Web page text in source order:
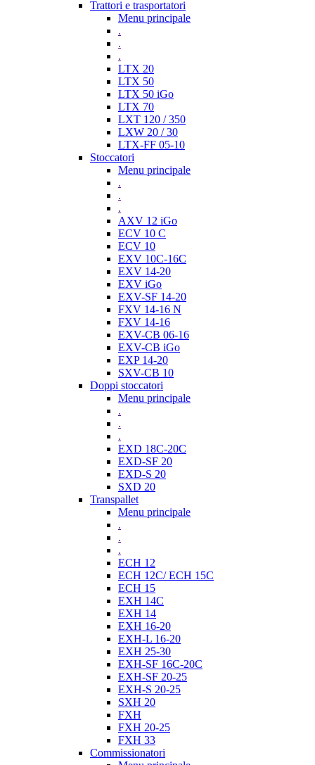
Trattori e trasportatori
Menu principale
.
.
.
LTX 20
LTX 50
LTX 50 iGo
LTX 70
LXT 120 / 350
LXW 20 / 30
LTX-FF 05-10
Stoccatori
Menu principale
.
.
.
AXV 12 iGo
ECV 10 C
ECV 10
EXV 10C-16C
EXV 14-20
EXV iGo
EXV-SF 14-20
FXV 14-16 N
FXV 14-16
EXV-CB 06-16
EXV-CB iGo
EXP 14-20
SXV-CB 10
Doppi stoccatori
Menu principale
.
.
.
EXD 18C-20C
EXD-SF 20
EXD-S 20
SXD 20
Transpallet
Menu principale
.
.
.
ECH 12
ECH 12C/ ECH 15C
ECH 15
EXH 14C
EXH 14
EXH 16-20
EXH-L 16-20
EXH 25-30
EXH-SF 16C-20C
EXH-SF 20-25
EXH-S 20-25
SXH 20
FXH
FXH 20-25
FXH 33
Commissionatori